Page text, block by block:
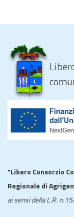
"Libero Consorzio
Regionale di
ai sensi della L.R.